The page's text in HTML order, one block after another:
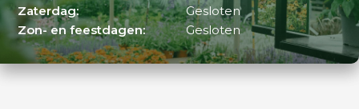
Zaterdag:
Gesloten
Zon- en feestdagen:
Gesloten